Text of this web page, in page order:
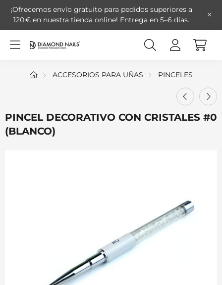
¡Ofrecemos envío gratuito para pedidos superiores a
120 € en nuestra tienda online! Entrega en 5–6 días.
ACCESORIOS PARA UÑAS PINCELES
PINCEL DECORATIVO CON CRISTALES #0
(BLANCO)